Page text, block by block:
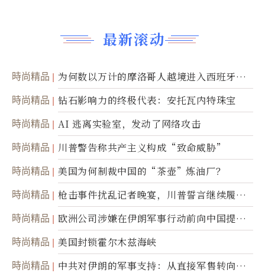
最新滚动
時尚精品
为何数以万计的摩洛哥人越境进入西班牙休
达
時尚精品 钻石影响力的终极代表：安托瓦内特珠宝
時尚精品 AI 逃离实验室，发动了网络攻击
時尚精品 川普警告称共产主义构成“致命威胁”
時尚精品 美国为何制裁中国的“茶壶”炼油厂？
時尚精品
枪击事件扰乱记者晚宴，川普誓言继续履行
职责
時尚精品
欧洲公司涉嫌在伊朗军事行动前向中国提供
美军基地的卫星图像
時尚精品 美国封锁霍尔木兹海峡
時尚精品
中共对伊朗的军事支持：从直接军售转向间